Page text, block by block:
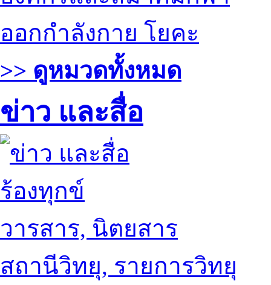
ออกกำลังกาย โยคะ
>> ดูหมวดทั้งหมด
ข่าว และสื่อ
ร้องทุกข์
วารสาร, นิตยสาร
สถานีวิทยุ, รายการวิทยุ